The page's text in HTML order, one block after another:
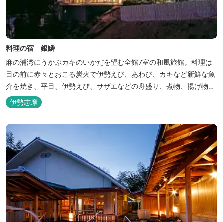
料理の宿 銀鱗
麻の浦湾にうかぶカキのいかだを望む全館7室の和風旅館。料理は
目の前に赤々とおこる炭火で伊勢えび、あわび、カキなど新鮮な魚
介を焼き、平目、伊勢えび、サザエなどの舟盛り、煮物、揚げ物な
どの懐石料理。
伊勢志摩